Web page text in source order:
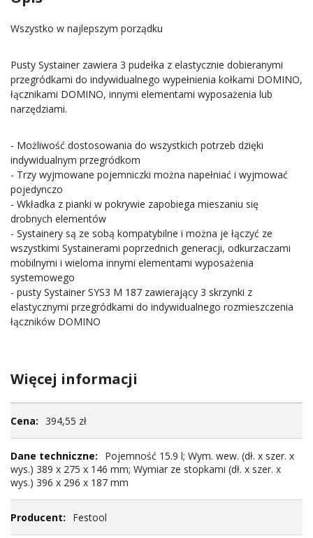
Wszystko w najlepszym porządku
Pusty Systainer zawiera 3 pudełka z elastycznie dobieranymi
przegródkami do indywidualnego wypełnienia kołkami DOMINO,
łącznikami DOMINO, innymi elementami wyposażenia lub
narzędziami.
- Możliwość dostosowania do wszystkich potrzeb dzięki
indywidualnym przegródkom
- Trzy wyjmowane pojemniczki można napełniać i wyjmować
pojedynczo
- Wkładka z pianki w pokrywie zapobiega mieszaniu się
drobnych elementów
- Systainery są ze sobą kompatybilne i można je łączyć ze
wszystkimi Systainerami poprzednich generacji, odkurzaczami
mobilnymi i wieloma innymi elementami wyposażenia
systemowego
- pusty Systainer SYS3 M 187 zawierający 3 skrzynki z
elastycznymi przegródkami do indywidualnego rozmieszczenia
łączników DOMINO
Więcej informacji
informacji394,55 zł
Pojemność 15.9 l; Wym. wew. (dł. x szer. x
wys.) 389 x 275 x 146 mm; Wymiar ze stopkami (dł. x szer. x
wys.) 396 x 296 x 187 mm
Festool